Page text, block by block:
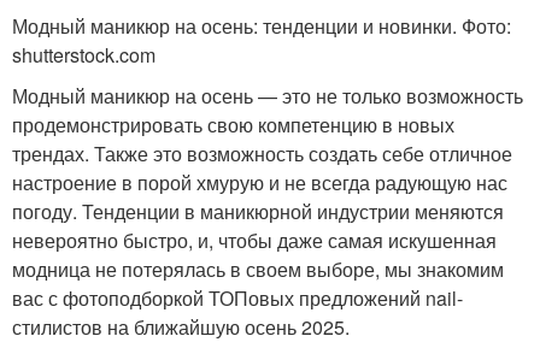
Модный маникюр на осень: тенденции и новинки. Фото:
shutterstock.com
Модный маникюр на осень — это не только возможность
продемонстрировать свою компетенцию в новых
трендах. Также это возможность создать себе отличное
настроение в порой хмурую и не всегда радующую нас
погоду. Тенденции в маникюрной индустрии меняются
невероятно быстро, и, чтобы даже самая искушенная
модница не потерялась в своем выборе, мы знакомим
вас с фотоподборкой ТОПовых предложений nail-
стилистов на ближайшую осень 2025.